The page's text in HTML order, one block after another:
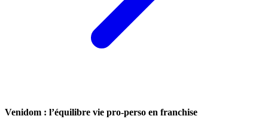
Venidom : l’équilibre vie pro-perso en franchise